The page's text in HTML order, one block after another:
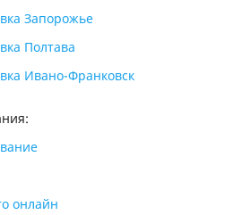
Запорожье
Полтава
Ивано-Франковск
онлайн